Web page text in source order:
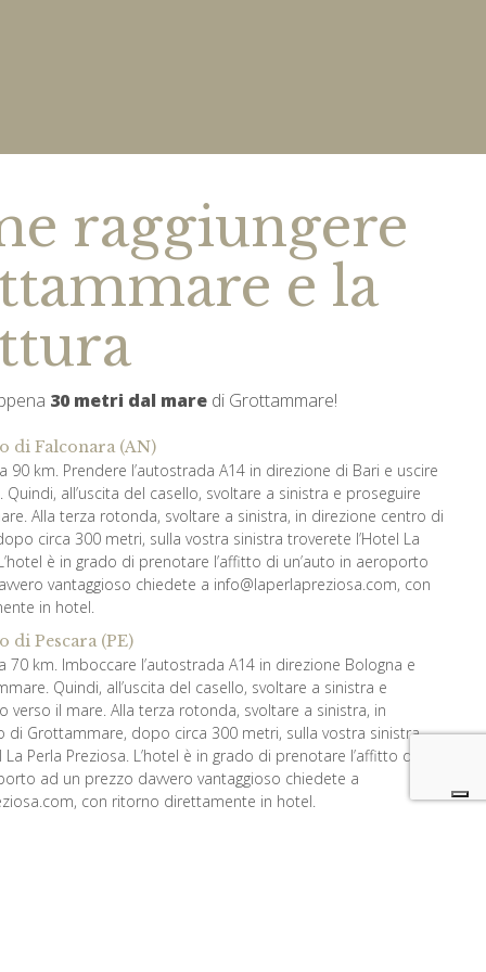
raggiungere
e la
30 metri dal mare di Grottammare!
di Falconara (AN)
90 km. Prendere l’autostrada A14 in direzione di Bari e uscire
all’uscita del casello, svoltare a sinistra e proseguire
Alla terza rotonda, svoltare a sinistra, in direzione centro di
circa 300 metri, sulla vostra sinistra troverete l’Hotel La
è in grado di prenotare l’affitto di un’auto in aeroporto
vantaggioso chiedete a info@laperlapreziosa.com, con
in hotel.
di Pescara (PE)
70 km. Imboccare l’autostrada A14 in direzione Bologna e
Quindi, all’uscita del casello, svoltare a sinistra e
verso il mare. Alla terza rotonda, svoltare a sinistra, in
di Grottammare, dopo circa 300 metri, sulla vostra sinistra
La Perla Preziosa. L’hotel è in grado di prenotare l’affitto di
ad un prezzo davvero vantaggioso chiedete a
con ritorno direttamente in hotel.